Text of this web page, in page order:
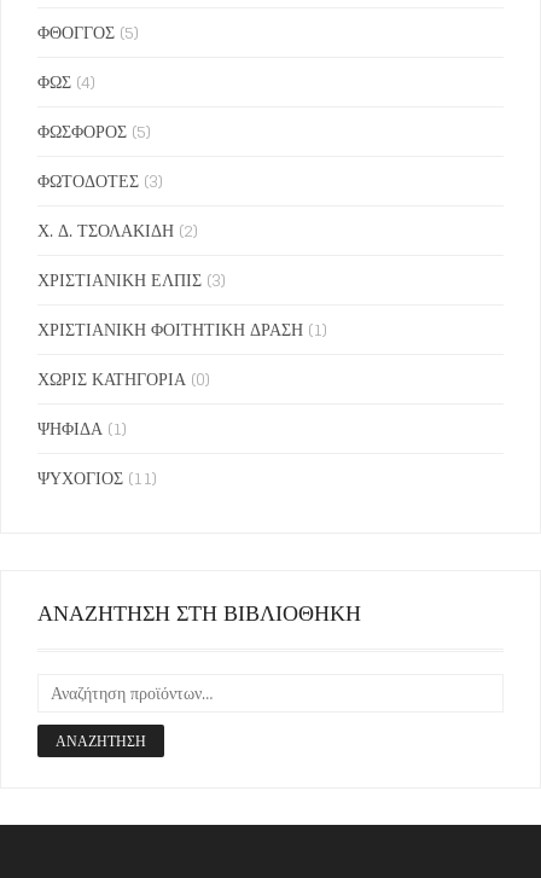
ΦΘΟΓΓΟΣ (5)
ΦΩΣ (4)
ΦΩΣΦΟΡΟΣ (5)
ΦΩΤΟΔΟΤΕΣ (3)
Χ. Δ. ΤΣΟΛΑΚΙΔΗ (2)
ΧΡΙΣΤΙΑΝΙΚΗ ΕΛΠΙΣ (3)
ΧΡΙΣΤΙΑΝΙΚΗ ΦΟΙΤΗΤΙΚΗ ΔΡΑΣΗ (1)
ΧΩΡΙΣ ΚΑΤΗΓΟΡΙΑ (0)
ΨΗΦΙΔΑ (1)
ΨΥΧΟΓΙΟΣ (11)
ΑΝΑΖΗΤΗΣΗ ΣΤΗ ΒΙΒΛΙΟΘΗΚΗ
ΑΝΑΖΉΤΗΣΗ